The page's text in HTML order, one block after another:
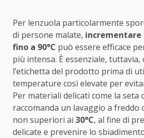
Per lenzuola particolarmente
di persone malate,
fino a 90°C può essere efficace
più intensa. È essenziale,
l’etichetta del prodotto prima di
temperature così elevate per
Per materiali delicati come la seta
raccomanda un lavaggio a freddo
non superiori ai 30°C, al fine di
delicate e prevenire lo